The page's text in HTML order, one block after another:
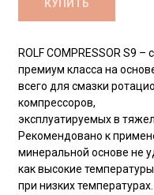
КУПИТЬ
ROLF COMPRESSOR S9
премиум класса на
всего для смазки
компрессоров,
эксплуатируемых в
Рекомендовано к
минеральной основе не
как высокие
при низких температурах.